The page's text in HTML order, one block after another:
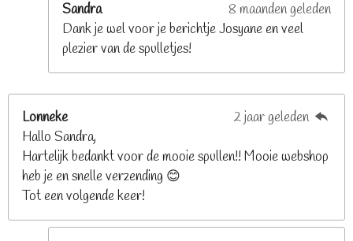
Sandra
8 maanden geleden
Dank je wel voor je berichtje Josyane en veel
plezier van de spulletjes!
Lonneke
2 jaar geleden
Hallo Sandra,
Hartelijk bedankt voor de mooie spullen!! Mooie webshop
heb je en snelle verzending 😊
Tot een volgende keer!